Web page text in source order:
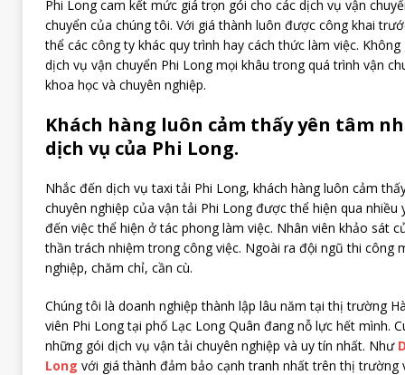
Phi Long cam kết mức giá trọn gói cho các dịch vụ vận
chuyển của chúng tôi. Với giá thành luôn được công khai
thể các công ty khác quy trình hay cách thức làm việc. Không
dịch vụ vận chuyển Phi Long mọi khâu trong quá trình vận
khoa học và chuyên nghiệp.
Khách hàng luôn cảm thấy yên tâm
dịch vụ của Phi Long.
Nhắc đến dịch vụ taxi tải Phi Long, khách hàng luôn cảm
chuyên nghiệp của vận tải Phi Long được thể hiện qua
đến việc thể hiện ở tác phong làm việc. Nhân viên khảo sát
thần trách nhiệm trong công việc. Ngoài ra đội ngũ thi công
nghiệp, chăm chỉ, cần cù.
Chúng tôi là doanh nghiệp thành lập lâu năm tại thị trường
viên Phi Long tại phố Lạc Long Quân đang nỗ lực hết mình.
những gói dịch vụ vận tải chuyên nghiệp và uy tín nhất. Như
Long với giá thành đảm bảo cạnh tranh nhất trên thị trường